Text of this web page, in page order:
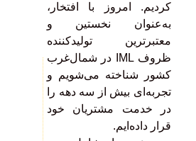
کردیم. امروز با افتخار،
به‌عنوان نخستین و
معتبرترین تولیدکننده
ظروف IML در شمال‌غرب
کشور شناخته می‌شویم و
تجربه‌ای بیش از سه دهه را
در خدمت مشتریان خود
قرار داده‌ایم.